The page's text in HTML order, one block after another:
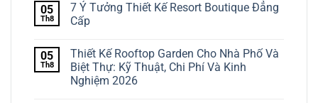
05
Th8
7 Ý Tưởng Thiết Kế Resort Boutique Đẳng
Cấp
05
Th8
Thiết Kế Rooftop Garden Cho Nhà Phố Và
Biệt Thự: Kỹ Thuật, Chi Phí Và Kinh
Nghiệm 2026